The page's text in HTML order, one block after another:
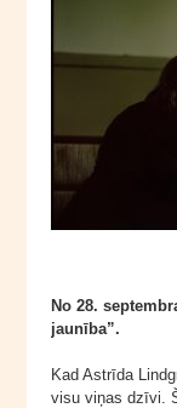
No 28.
jaunība”.
Kad Astrīda
visu viņas dzīvi.